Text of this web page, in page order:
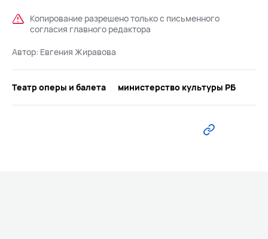
Копирование разрешено только с письменного
согласия главного редактора
Автор: Евгения Жиравова
Театр оперы и балета министерство культуры РБ